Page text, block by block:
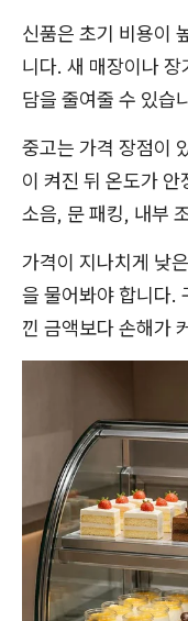
신품은 초기 비용이
니다. 새 매장이나
담을 줄여줄 수 있습
중고는 가격 장점이
이 켜진 뒤 온도가
소음, 문 패킹, 내부
가격이 지나치게 낮
을 물어봐야 합니다.
낀 금액보다 손해가